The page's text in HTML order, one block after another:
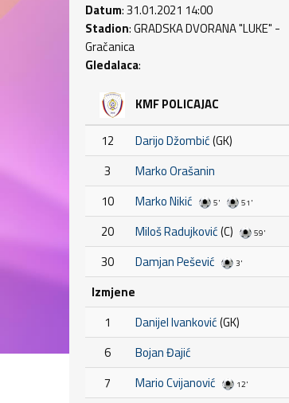
Datum: 31.01.2021 14:00
Stadion: GRADSKA DVORANA "LUKE" -
Gračanica
Gledalaca:
KMF POLICAJAC
12 Darijo Džombić(GK)
3
Marko Orašanin
10
Marko Nikić 5' 51'
20 Miloš Radujković(C) 59'
30 Damjan Pešević 3'
Izmjene
1
Danijel Ivanković(GK)
6
Bojan Đajić
7
Mario Cvijanović 12'